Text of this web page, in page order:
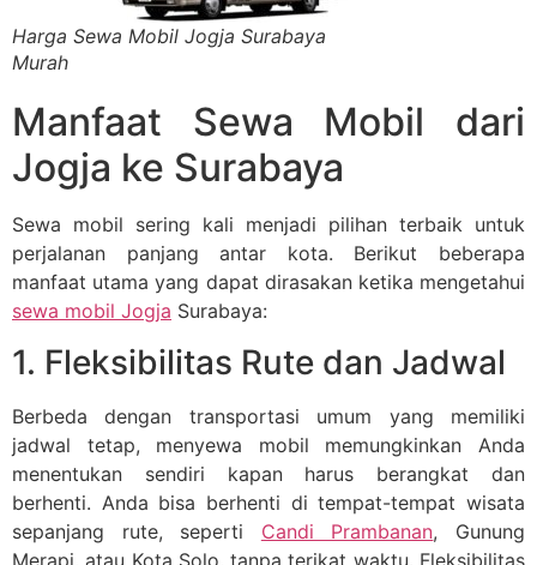
Harga Sewa Mobil Jogja Surabaya
Murah
Manfaat Sewa Mobil dari
Jogja ke Surabaya
Sewa mobil sering kali menjadi pilihan terbaik untuk
perjalanan panjang antar kota. Berikut beberapa
manfaat utama yang dapat dirasakan ketika mengetahui
sewa mobil Jogja Surabaya:
1. Fleksibilitas Rute dan Jadwal
Berbeda dengan transportasi umum yang memiliki
jadwal tetap, menyewa mobil memungkinkan Anda
menentukan sendiri kapan harus berangkat dan
berhenti. Anda bisa berhenti di tempat-tempat wisata
sepanjang rute, seperti Candi Prambanan, Gunung
Merapi, atau Kota Solo, tanpa terikat waktu. Fleksibilitas